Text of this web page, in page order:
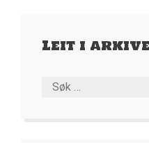
Leit i